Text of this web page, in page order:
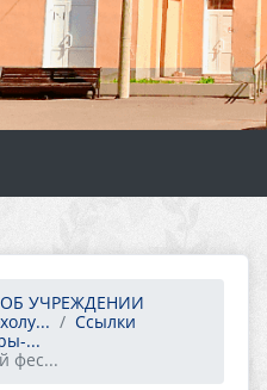
УЧРЕЖДЕНИИ
Ссылки
...
фес...